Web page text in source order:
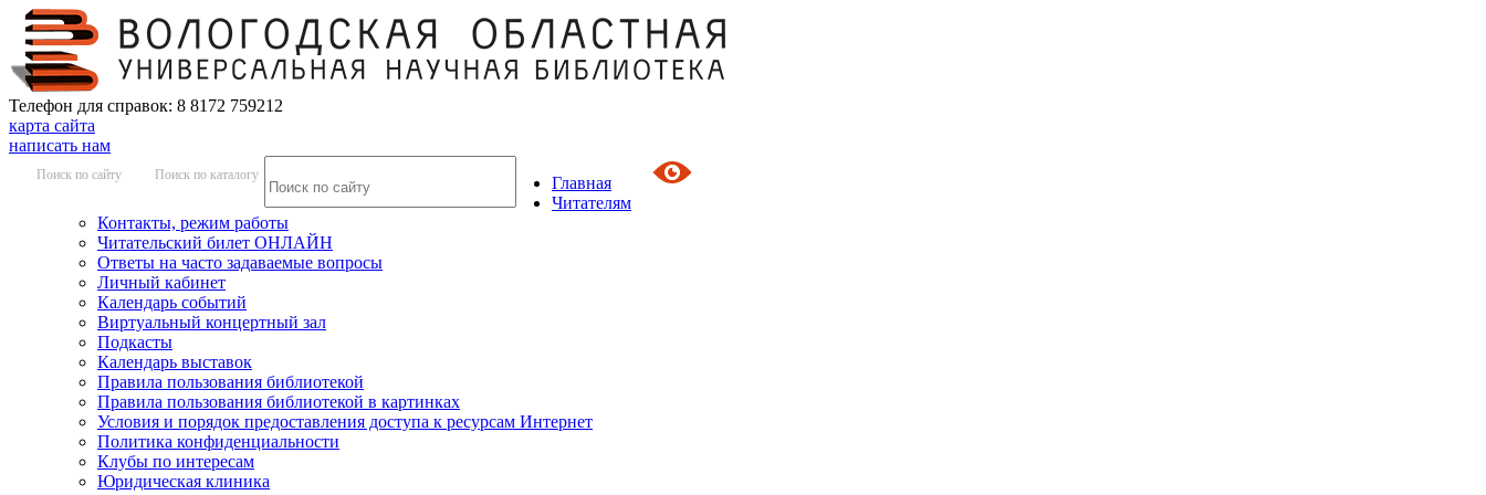
Телефон для справок: 8 8172 759212
карта сайта
написать нам
Поиск по сайту Поиск по каталогу
Главная
Читателям
Контакты, режим работы
Читательский билет ОНЛАЙН
Ответы на часто задаваемые вопросы
Личный кабинет
Календарь событий
Виртуальный концертный зал
Подкасты
Календарь выставок
Правила пользования библиотекой
Правила пользования библиотекой в картинках
Условия и порядок предоставления доступа к ресурсам Интернет
Политика конфиденциальности
Клубы по интересам
Юридическая клиника